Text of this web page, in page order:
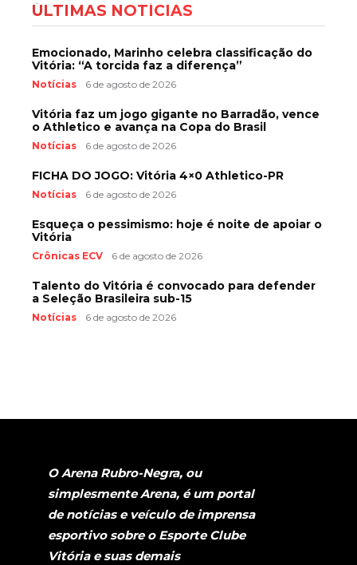
ÚLTIMAS NOTÍCIAS
Emocionado, Marinho celebra classificação do
Vitória: “A torcida faz a diferença”
Notícias 6 de agosto de 2026
Vitória faz um jogo gigante no Barradão, vence
o Athletico e avança na Copa do Brasil
Notícias 6 de agosto de 2026
FICHA DO JOGO: Vitória 4×0 Athletico-PR
Notícias 6 de agosto de 2026
Esqueça o pessimismo: hoje é noite de apoiar o
Vitória
Crônicas ECV 6 de agosto de 2026
Talento do Vitória é convocado para defender
a Seleção Brasileira sub-15
Notícias 6 de agosto de 2026
O Arena Rubro-Negra, ou
simplesmente Arena, é um portal
de notícias e veículo de imprensa
esportivo sobre o Esporte Clube
Vitória e suas demais